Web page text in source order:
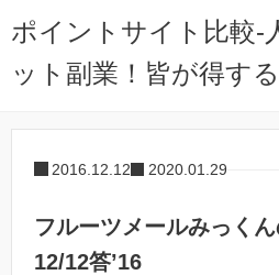
ポイントサイト比較-
ット副業！皆が得す
2016.12.12 2020.01.29
フルーツメールみっく
12/12答’16